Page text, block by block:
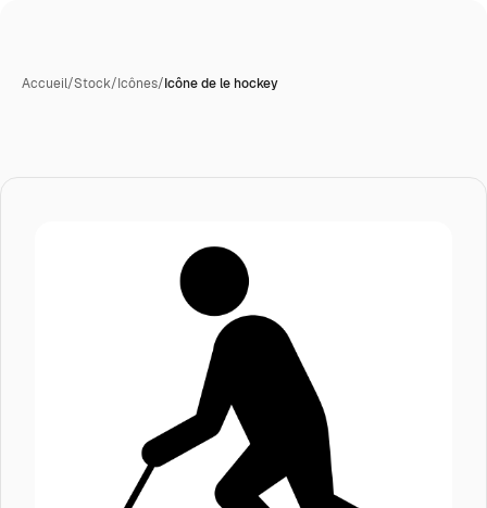
Accueil/Stock/Icônes/Icône de le hockey